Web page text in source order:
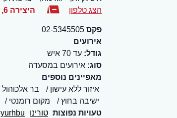
הצג טלפון
היצירה 6 ,
פקס 02-5345505
אירועים
גודל: עד 70 איש
סוג: אירועים במסעדה
מאפיינים נוספים
איזור ללא עישון
בר אלכוהול
ישיבה בחוץ
מקום רומנטי
טעויות נפוצות טורינו yurhbu